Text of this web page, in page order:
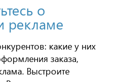
о
рекламе
какие у них
заказа,
Выстроите